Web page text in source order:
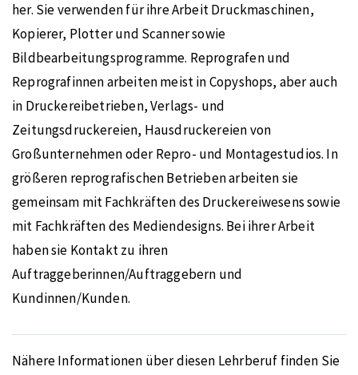
her. Sie verwenden für ihre Arbeit Druckmaschinen,
Kopierer, Plotter und Scanner sowie
Bildbearbeitungsprogramme. Reprografen und
Reprografinnen arbeiten meist in Copyshops, aber auch
in Druckereibetrieben, Verlags- und
Zeitungsdruckereien, Hausdruckereien von
Großunternehmen oder Repro- und Montagestudios. In
größeren reprografischen Betrieben arbeiten sie
gemeinsam mit Fachkräften des Druckereiwesens sowie
mit Fachkräften des Mediendesigns. Bei ihrer Arbeit
haben sie Kontakt zu ihren
Auftraggeberinnen/Auftraggebern und
Kundinnen/Kunden.
Nähere Informationen über diesen Lehrberuf finden Sie